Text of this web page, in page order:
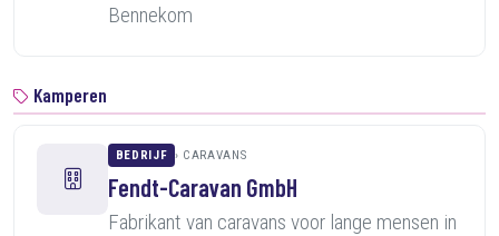
Bennekom
Kamperen
BEDRIJF CARAVANS
Fendt-Caravan GmbH
Fabrikant van caravans voor lange mensen in